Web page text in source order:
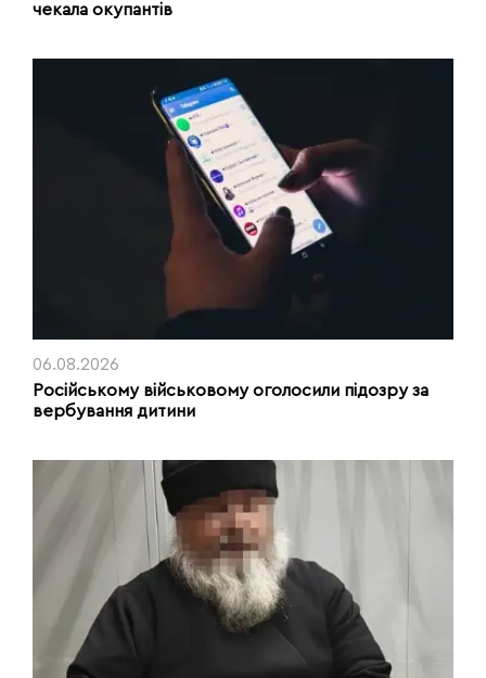
чекала окупантів
06.08.2026
Російському військовому оголосили підозру за
вербування дитини